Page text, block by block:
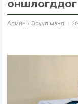
оншлогддог
Aдмин / Эрүүл мэнд